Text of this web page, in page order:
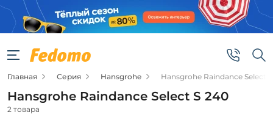
Фильтры
Цена
от
до
Главная Серия Hansgrohe Hansgrohe Raindance Select
Hansgrohe Raindance Select S 240
2 товара